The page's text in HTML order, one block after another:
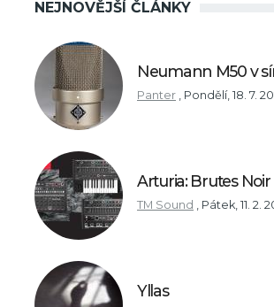
NEJNOVĚJŠÍ ČLÁNKY
Neumann M50 v
Panter , Pondělí, 18. 7.
Arturia: Brutes Noir
TM Sound , Pátek, 11. 2.
Yllas